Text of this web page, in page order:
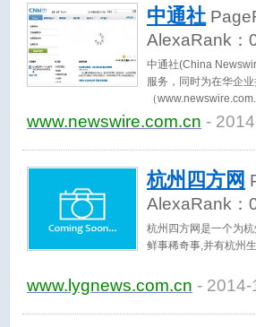
中通社
AlexaRank：
中通社(China
服务，同时为在华企
（
www.newswire.com.cn -
杭州四方网
AlexaRank：
杭州四方网是一个为
鲜事稀奇事,并有杭州
www.lygnews.com.cn -